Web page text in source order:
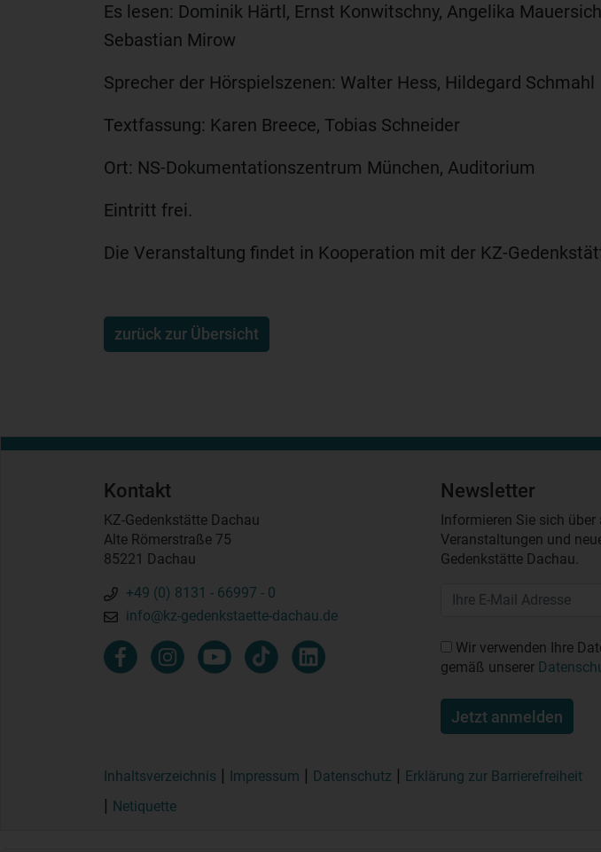
Es lesen: Dominik Härtl, Ernst Konwitschny, Angelika
Sebastian Mirow
Sprecher der Hörspielszenen: Walter Hess, Hildegard Schmahl
Textfassung: Karen Breece, Tobias Schneider
Ort: NS-Dokumentationszentrum München, Auditorium
Eintritt frei.
Die Veranstaltung findet in Kooperation mit der KZ-
zurück zur Übersicht
Kontakt
KZ-Gedenkstätte Dachau
Alte Römerstraße 75
85221 Dachau
+49 (0) 8131 - 66997 - 0
info@kz-gedenkstaette-dachau.de
Newsletter
Informieren Sie sich über
Veranstaltungen und
Gedenkstätte Dachau.
Wir verwenden Ihre
gemäß unserer
Jetzt anmelden
Inhaltsverzeichnis Impressum Datenschutz
Erklärung zur Barrierefreiheit
Netiquette